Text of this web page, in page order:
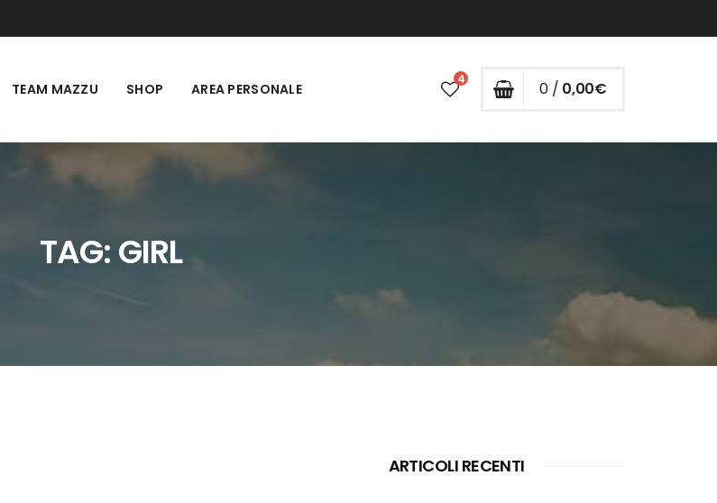
TEAM MAZZU SHOP AREA PERSONALE
4 0 / 0,00€
TAG:GIRL
ARTICOLI RECENTI